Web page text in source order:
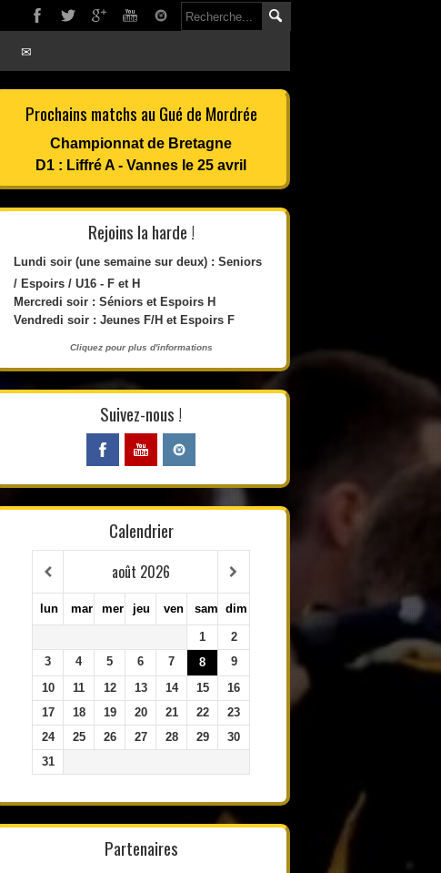
✉
Prochains matchs au Gué de Mordrée
Championnat de Bretagne
D1 : Liffré A - Vannes le 25 avril
Rejoins la harde !
Lundi soir (une semaine sur deux) : Seniors
/ Espoirs / U16 - F et H
Mercredi soir : Séniors et Espoirs H
Vendredi soir : Jeunes F/H et Espoirs F
Cliquez pour plus d'informations
Suivez-nous !
Calendrier
août 2026
lun mar mer jeu ven sam dim
1
2
3
4 5 6 7 8
9
10
11 12 13 14 15
16
17
18 19 20 21 22
23
24
25 26 27 28 29
30
31
Partenaires